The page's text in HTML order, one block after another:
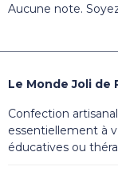
Aucune note.
Le Monde Joli de
Confection
essentiellement à
éducatives ou